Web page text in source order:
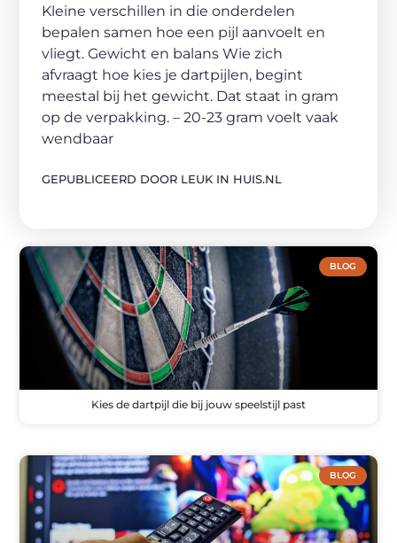
Kleine verschillen in die onderdelen
bepalen samen hoe een pijl aanvoelt en
vliegt. Gewicht en balans Wie zich
afvraagt hoe kies je dartpijlen, begint
meestal bij het gewicht. Dat staat in gram
op de verpakking. – 20-23 gram voelt vaak
wendbaar
GEPUBLICEERD DOOR LEUK IN HUIS.NL
BLOG
Kies de dartpijl die bij jouw speelstijl past
BLOG